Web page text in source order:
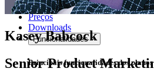
NovoBitwarden Authenticator
Preços
Downloads
Funcionalidades
Principais funcionalidades dos planos
Kasey Babcock
Senior Product